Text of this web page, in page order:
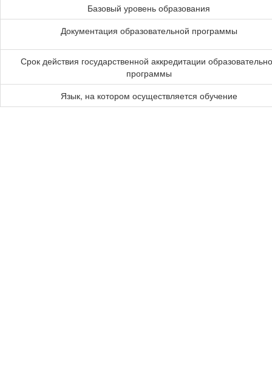
Базовый уровень образования
Документация образовательной программы
Срок действия государственной аккредитации
программы
Язык, на котором осуществляется обучение